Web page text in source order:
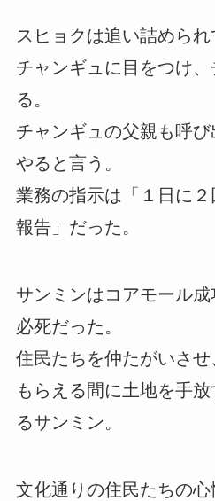
スヒョクは追い詰められ
チャンギュに目をつけ
る。
チャンギュの父親も呼
やると言う。
業務の指示は「１日に
報告」だった。
サンミンはコアモール
必死だった。
住民たちを仲たがいさ
もらえる間に土地を手
るサンミン。
文化通りの住民たちの